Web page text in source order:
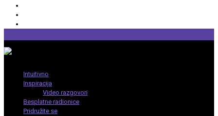
Intuitivno
Inspiracija
Video razgovori
Besplatne radionice
Pridružite se